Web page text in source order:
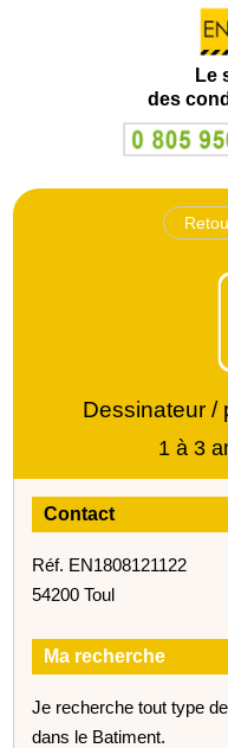
Le
des
Dessinateur /
1 à 3
Contact
Réf. EN1808121122
54200 Toul
Ma recherche
Je recherche tout type
dans le Batiment.